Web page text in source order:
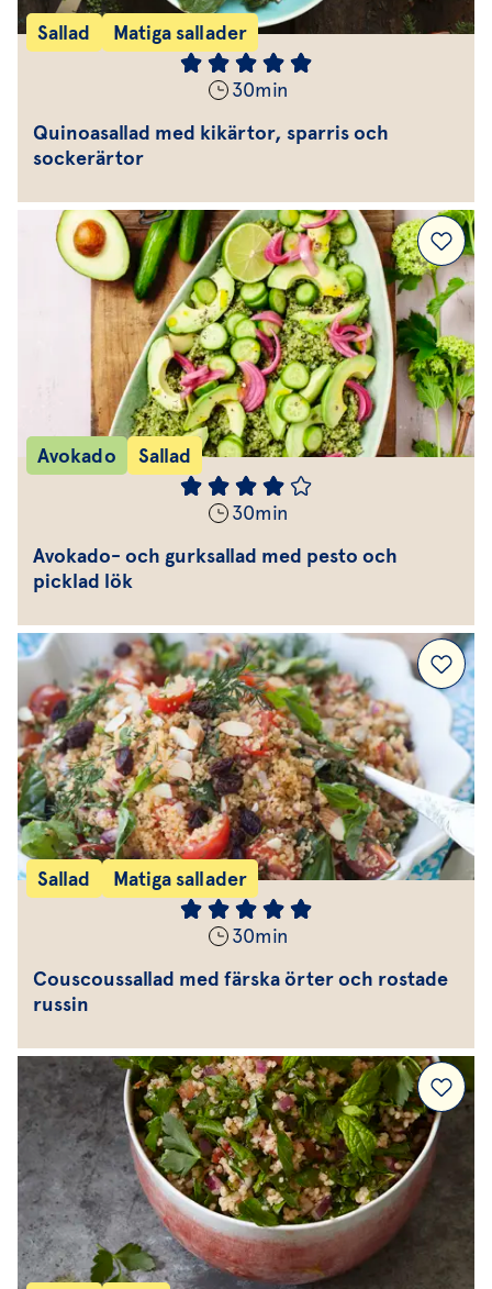
Sallad Matiga sallader
30min
Quinoasallad med kikärtor, sparris och
sockerärtor
Avokado Sallad
30min
Avokado- och gurksallad med pesto och
picklad lök
Sallad Matiga sallader
30min
Couscoussallad med färska örter och rostade
russin